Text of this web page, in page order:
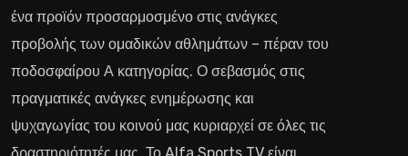
ένα προϊόν προσαρμοσμένο στις ανάγκες
προβολής των ομαδικών αθλημάτων – πέραν του
ποδοσφαίρου Α κατηγορίας. Ο σεβασμός στις
πραγματικές ανάγκες ενημέρωσης και
ψυχαγωγίας του κοινού μας κυριαρχεί σε όλες τις